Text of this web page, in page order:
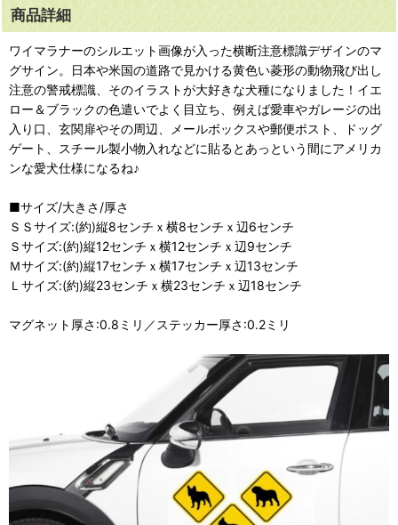
商品詳細
ワイマラナーのシルエット画像が入った横断注意標識デザインのマ
グサイン。日本や米国の道路で見かける黄色い菱形の動物飛び出し
注意の警戒標識、そのイラストが大好きな犬種になりました！イエ
ロー＆ブラックの色遣いでよく目立ち、例えば愛車やガレージの出
入り口、玄関扉やその周辺、メールボックスや郵便ポスト、ドッグ
ゲート、スチール製小物入れなどに貼るとあっという間にアメリカ
ンな愛犬仕様になるね♪
■サイズ/大きさ/厚さ
ＳＳサイズ:(約)縦8センチｘ横8センチｘ辺6センチ
Ｓサイズ:(約)縦12センチｘ横12センチｘ辺9センチ
Ｍサイズ:(約)縦17センチｘ横17センチｘ辺13センチ
Ｌサイズ:(約)縦23センチｘ横23センチｘ辺18センチ
マグネット厚さ:0.8ミリ／ステッカー厚さ:0.2ミリ